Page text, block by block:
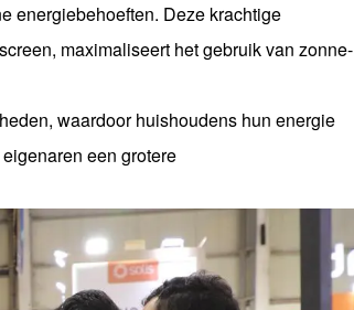
energiebehoeften. Deze krachtige
maximaliseert het gebruik van zonne-
waardoor huishoudens hun energie
een grotere